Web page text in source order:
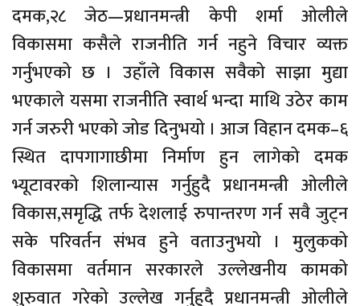
दमक,२८ जेठ—प्रधानमन्त्री केपी शर्मा ओलीले
विकासमा कसैले राजनीति गर्न नहुने विचार व्यक्त
गर्नुभएको छ । उहाँले विकास सवैको साझा मुद्या
भएकाले यसमा राजनीति स्वार्थ भन्दा माथि उठेर काम
गर्न जरुरी भएको जोड दिनुभयो । आज विहान दमक–६
स्थित दापगागाछीमा निर्माण हुन लागेको दमक
भ्यूटावरको शिलान्यास गर्नुहुदै प्रधानमन्त्री ओलीले
विकास,समृद्धि तर्फ देशलाई रुपान्तरण गर्न सवै जुट्न
सके परिवर्तन संभव हुने वताउनुभयो । मुलुकको
विकासमा वर्तमान सरकारले उल्लेखनीय कामको
शुरुवात गरेको उल्लेख गर्नुहुदै प्रधानमन्त्री ओलीले